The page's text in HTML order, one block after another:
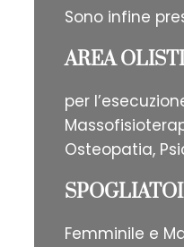
Sono infine
AREA
per
Osteopatia,
SPOGLIATOI
Femminile e